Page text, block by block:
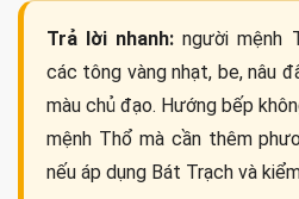
Trả lời nhanh: người mệnh
các tông vàng nhạt, be, nâu
màu chủ đạo. Hướng bếp
mệnh Thổ mà cần thêm
nếu áp dụng Bát Trạch và